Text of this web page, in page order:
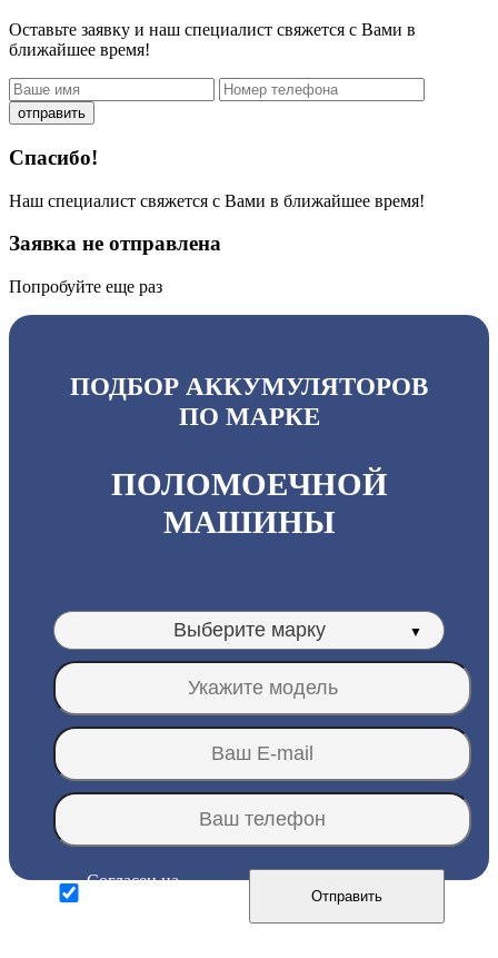
Оставьте заявку и наш специалист свяжется с Вами в
ближайшее время!
отправить
Спасибо!
Наш специалист свяжется с Вами в ближайшее время!
Заявка не отправлена
Попробуйте еще раз
ПОДБОР АККУМУЛЯТОРОВ
ПО МАРКЕ
ПОЛОМОЕЧНОЙ
МАШИНЫ
Согласен на
Отправить